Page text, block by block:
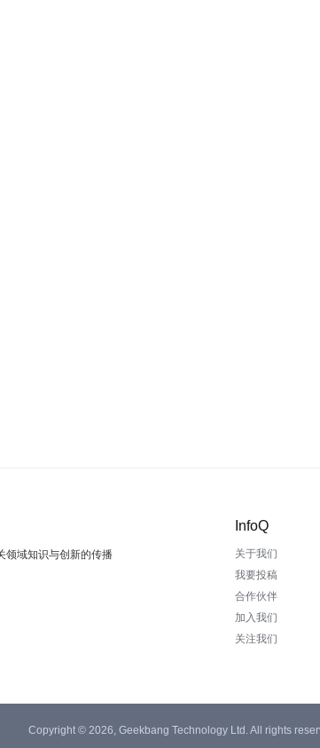
领域知识与创新的传播
InfoQ
关于我们
我要投稿
合作伙伴
加入我们
关注我们
Copyright © 2026, Geekbang Technology Ltd. All rights